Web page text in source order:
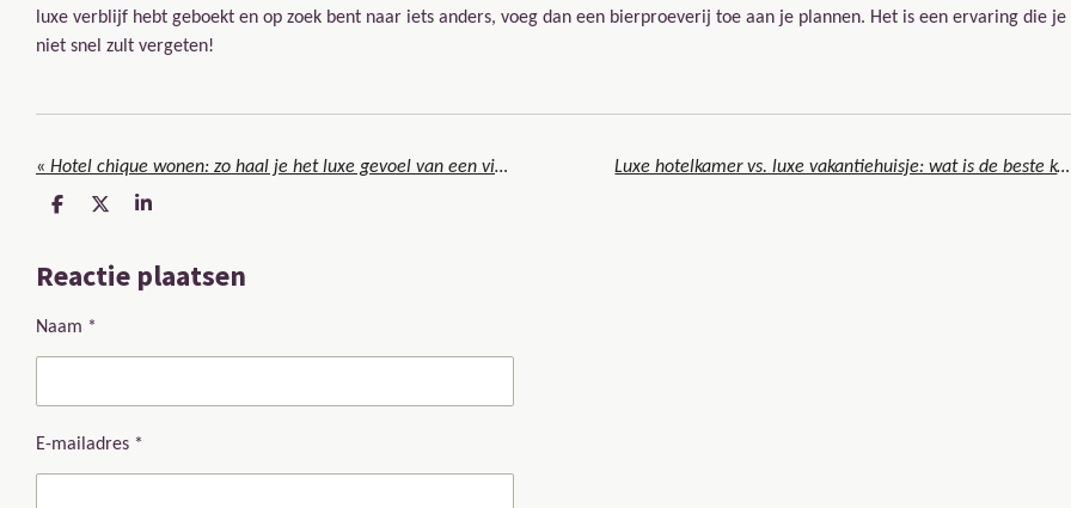
luxe verblijf hebt geboekt en op zoek bent naar iets anders, voeg dan een bierproeverij toe aan je plannen. Het is een ervaring die je
niet snel zult vergeten!
« Hotel chique wonen: zo haal je het luxe gevoel van een vijfsterrenhotel in huis Luxe hotelkamer vs. luxe vakantiehuisje: wat is de beste keuze voor jouw volgende verblijf?
D
e
n
D
l
S
r
e
Reactie plaatsen
Naam *
E-mailadres *